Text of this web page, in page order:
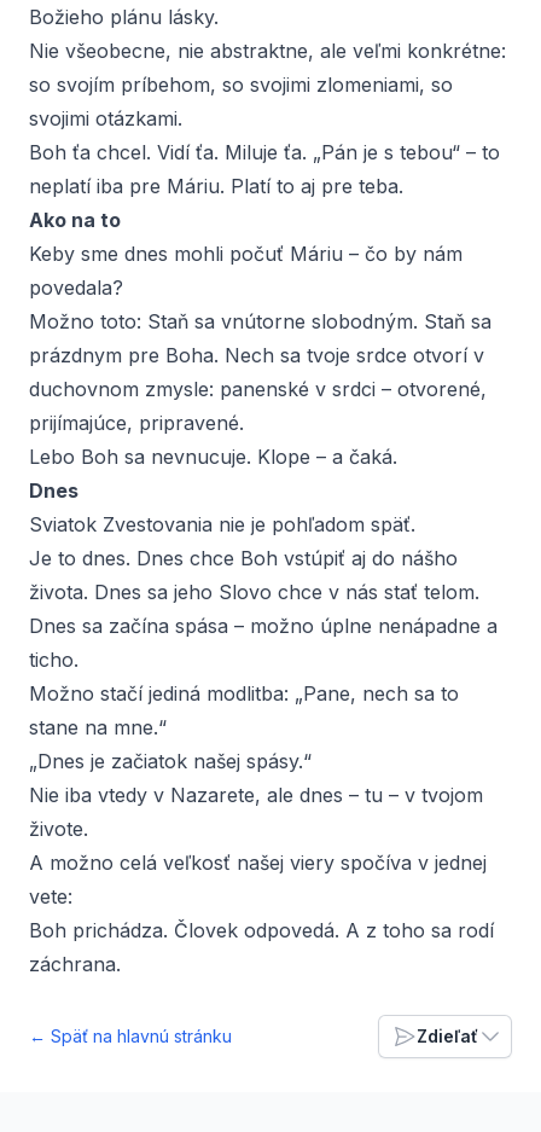
Božieho plánu lásky.
Nie všeobecne, nie abstraktne, ale veľmi konkrétne:
so svojím príbehom, so svojimi zlomeniami, so
svojimi otázkami.
Boh ťa chcel. Vidí ťa. Miluje ťa. „Pán je s tebou“ – to
neplatí iba pre Máriu. Platí to aj pre teba.
Ako na to
Keby sme dnes mohli počuť Máriu – čo by nám
povedala?
Možno toto: Staň sa vnútorne slobodným. Staň sa
prázdnym pre Boha. Nech sa tvoje srdce otvorí v
duchovnom zmysle: panenské v srdci – otvorené,
prijímajúce, pripravené.
Lebo Boh sa nevnucuje. Klope – a čaká.
Dnes
Sviatok Zvestovania nie je pohľadom späť.
Je to dnes. Dnes chce Boh vstúpiť aj do nášho
života. Dnes sa jeho Slovo chce v nás stať telom.
Dnes sa začína spása – možno úplne nenápadne a
ticho.
Možno stačí jediná modlitba: „Pane, nech sa to
stane na mne.“
„Dnes je začiatok našej spásy.“
Nie iba vtedy v Nazarete, ale dnes – tu – v tvojom
živote.
A možno celá veľkosť našej viery spočíva v jednej
vete:
Boh prichádza. Človek odpovedá. A z toho sa rodí
záchrana.
← Späť na hlavnú stránku Zdieľať